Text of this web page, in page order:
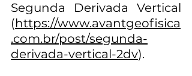
Segunda Derivada Vertical
(https://www.avantgeofisica
.com.br/post/segunda-
derivada-vertical-2dv).